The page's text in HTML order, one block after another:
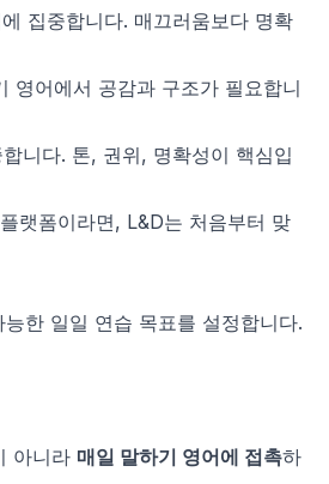
집중합니다. 매끄러움보다 명확
영어에서 공감과 구조가 필요합니
니다. 톤, 권위, 명확성이 핵심입
랫폼이라면, L&D는 처음부터 맞
한 일일 연습 목표를 설정합니다.
아니라 매일 말하기 영어에 접촉하